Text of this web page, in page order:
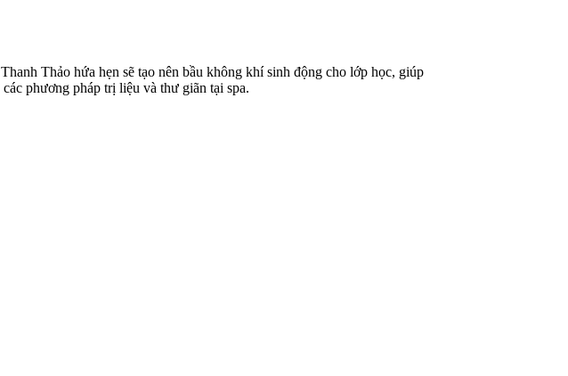
Thảo hứa hẹn sẽ tạo nên bầu không khí sinh động cho lớp học, giúp
phương pháp trị liệu và thư giãn tại spa.